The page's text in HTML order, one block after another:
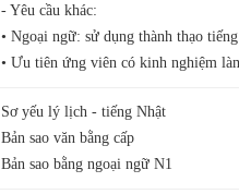
- Yêu cầu khác:
• Ngoại ngữ: sử dụng thành thạo
• Ưu tiên ứng viên có kinh nghiệm
Sơ yếu lý lịch - tiếng Nhật
Bản sao văn bằng cấp
Bản sao bằng ngoại ngữ N1